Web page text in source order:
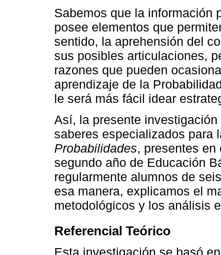
Sabemos que la información
posee elementos que
sentido, la aprehensión del
sus posibles articulaciones,
razones que pueden
aprendizaje de la
le será más fácil idear
Así, la presente
saberes especializados
Probabilidades, presentes
segundo año de Educación
regularmente alumnos de
esa manera, explicamos el
metodológicos y los análisis
Referencial Teórico
Esta investigación se basó